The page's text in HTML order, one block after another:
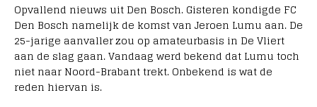
Opvallend nieuws uit Den Bosch. Gisteren kondigde FC
Den Bosch namelijk de komst van Jeroen Lumu aan. De
25-jarige aanvaller zou op amateurbasis in De Vliert
aan de slag gaan. Vandaag werd bekend dat Lumu toch
niet naar Noord-Brabant trekt. Onbekend is wat de
reden hiervan is.